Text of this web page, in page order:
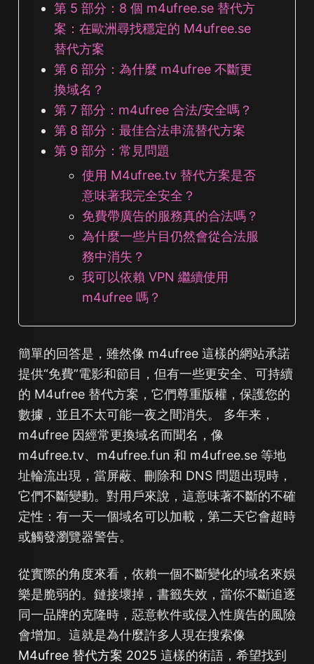
第 5 部分：8 個 m4ufree.se 替代方
案：在歐洲尋找穩定的 M4ufree.se
替代方案
第 6 部分：為什麼 m4ufree 不斷更
換域名？
第 7 部分：m4ufree 合法/安全嗎？
第 8 部分：最佳合法串流替代方案
第 9 部分：常見問題
使用 M4ufree.tv 替代方案是否
意味著我完全安全？
免費帶廣告的服務真的合法嗎？
為什麼一些片目仍然會從合法服
務中消失？
我可以依賴 VPN 繼續使用
m4ufree 嗎？
簡單的回答是，雖然像 m4ufree 這樣的網站承諾
提供“免費”電影和節目，但有一些更安全、可持續
的 M4ufree 替代方案，它們尊重版權，保護您的
數據，並且不太可能一夜之間消失。 多年来，
m4ufree 因經常更換域名而聞名，像
m4ufree.tv、m4ufree.fun 和 m4ufree.se 等地
址輪流出現，當屏蔽、刪除和 DNS 問題出現時，
它們不斷變動。對用戶來說，這意味著不斷的不確
定性：有一天一個域名可以加載，第二天它會超時
或觸發瀏覽器警告。
從實際的角度來看，依賴一個不斷變化的域名來娛
樂是脆弱的。鏈接壞掉，書籤失效，當你不斷追逐
同一品牌的克隆時，惡意軟件或侵入性廣告的風險
會增加。這就是為什麼許多人現在搜索像
M4ufree 替代方案 2025 這樣的術語，希望找到